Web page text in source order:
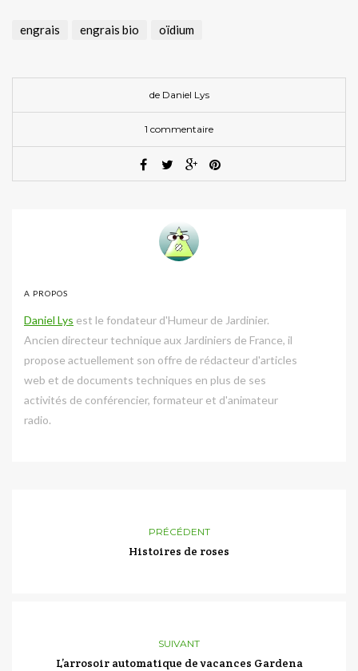
engrais engrais bio oïdium
de Daniel Lys
1 commentaire
A PROPOS
Daniel Lys est le fondateur d'Humeur de Jardinier.
Ancien directeur technique aux Jardiniers de France, il
propose actuellement son offre de rédacteur d'articles
web et de documents techniques en plus de ses
activités de conférencier, formateur et d'animateur
radio.
PRÉCÉDENT
Histoires de roses
SUIVANT
L’arrosoir automatique de vacances Gardena